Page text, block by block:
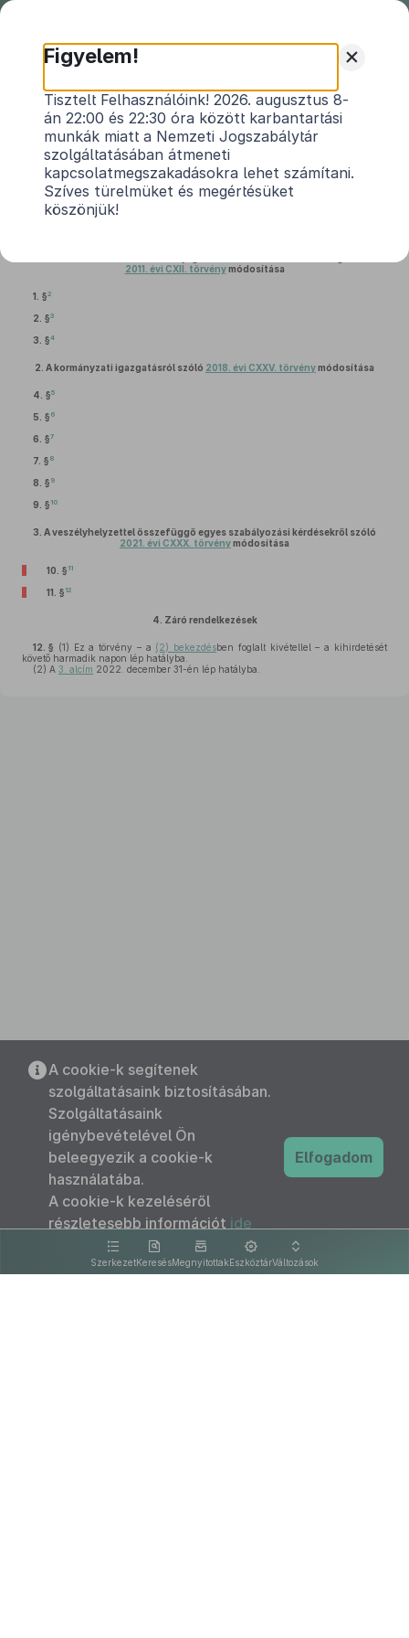
2022. évi XXVIII. törvény
az európai uniós költségvetési források
felhasználásának ellenőrzésével összefüggő
egyes törvények módosításáról
Hatályos: 2023. 01. 01. – 2023. 01. 01.
2011. évi CXII. törvénymódosítása
1. §2
2. §3
3. §4
2. A kormányzati igazgatásról szóló 2018. évi CXXV. törvénymódosítása
4. §5
5. § 6
6. §7
7. § 8
8. § 9
9. § 10
3. A veszélyhelyzettel összefüggő egyes szabályozási kérdésekről szóló
2021. évi CXXX. törvénymódosítása
10. § 11
11. § 12
4. Záró rendelkezések
12. § (1) Ez a törvény – a (2) bekezdésben foglalt kivétellel – a kihirdetését
követő harmadik napon lép hatályba.
(2) A 3. alcím 2022. december 31-én lép hatályba.
SzerkezetKeresésMegnyitottakEszköztárVáltozások
A cookie-k segítenek
szolgáltatásaink biztosításában.
Szolgáltatásaink
igénybevételével Ön
beleegyezik a cookie-k
használatába.
A cookie-k kezeléséről
részletesebb információt ide
kattintva olvashat.
Elfogadom
+
Figyelem!
Tisztelt Felhasználóink! 2026. augusztus 8-
án 22:00 és 22:30 óra között karbantartási
munkák miatt a Nemzeti Jogszabálytár
szolgáltatásában átmeneti
kapcsolatmegszakadásokra lehet számítani.
Szíves türelmüket és megértésüket
köszönjük!